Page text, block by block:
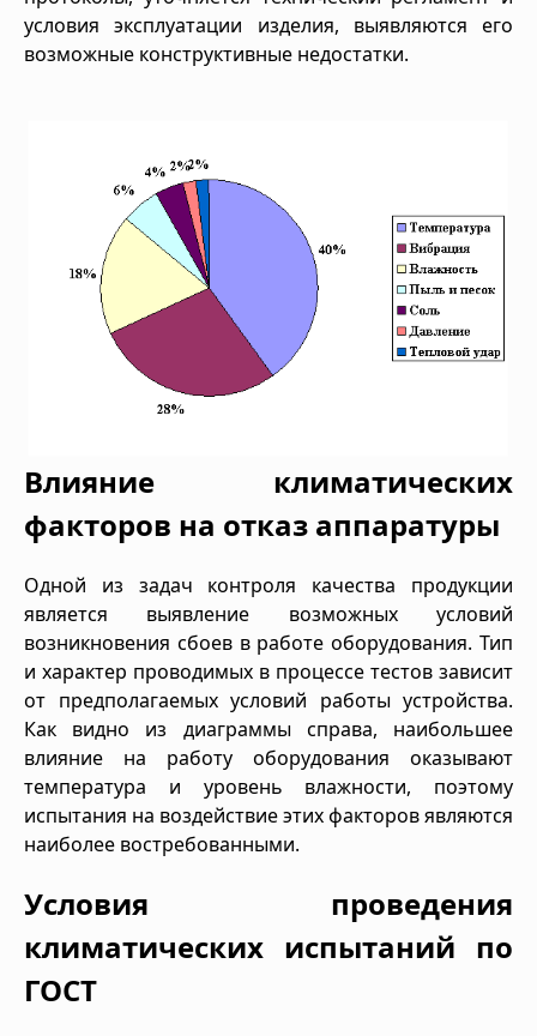
условия эксплуатации изделия, выявляются его
возможные конструктивные недостатки.
Влияние климатических
факторов на отказ аппаратуры
Одной из задач контроля качества продукции
является выявление возможных условий
возникновения сбоев в работе оборудования. Тип
и характер проводимых в процессе тестов зависит
от предполагаемых условий работы устройства.
Как видно из диаграммы справа, наибольшее
влияние на работу оборудования оказывают
температура и уровень влажности, поэтому
испытания на воздействие этих факторов являются
наиболее востребованными.
Условия проведения
климатических испытаний по
ГОСТ